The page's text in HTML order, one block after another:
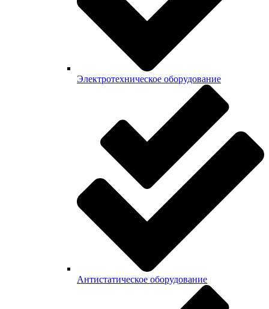
Электротехническое оборудование
Антистатическое оборудование